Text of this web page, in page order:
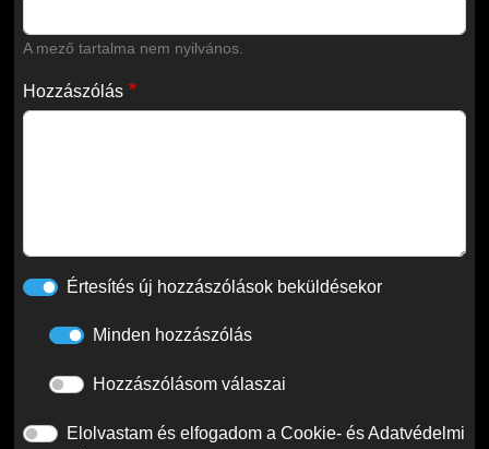
A mező tartalma nem nyilvános.
Hozzászólás
Értesítés új hozzászólások beküldésekor
Minden hozzászólás
Hozzászólásom válaszai
Elolvastam és elfogadom a Cookie- és Adatvédelmi